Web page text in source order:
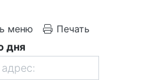
меню Печать
дня